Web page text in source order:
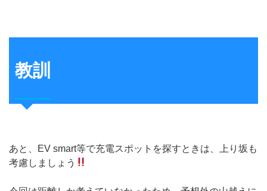
教訓
あと、EV smart等で充電スポットを探すときは、上り坂も
考慮しましょう